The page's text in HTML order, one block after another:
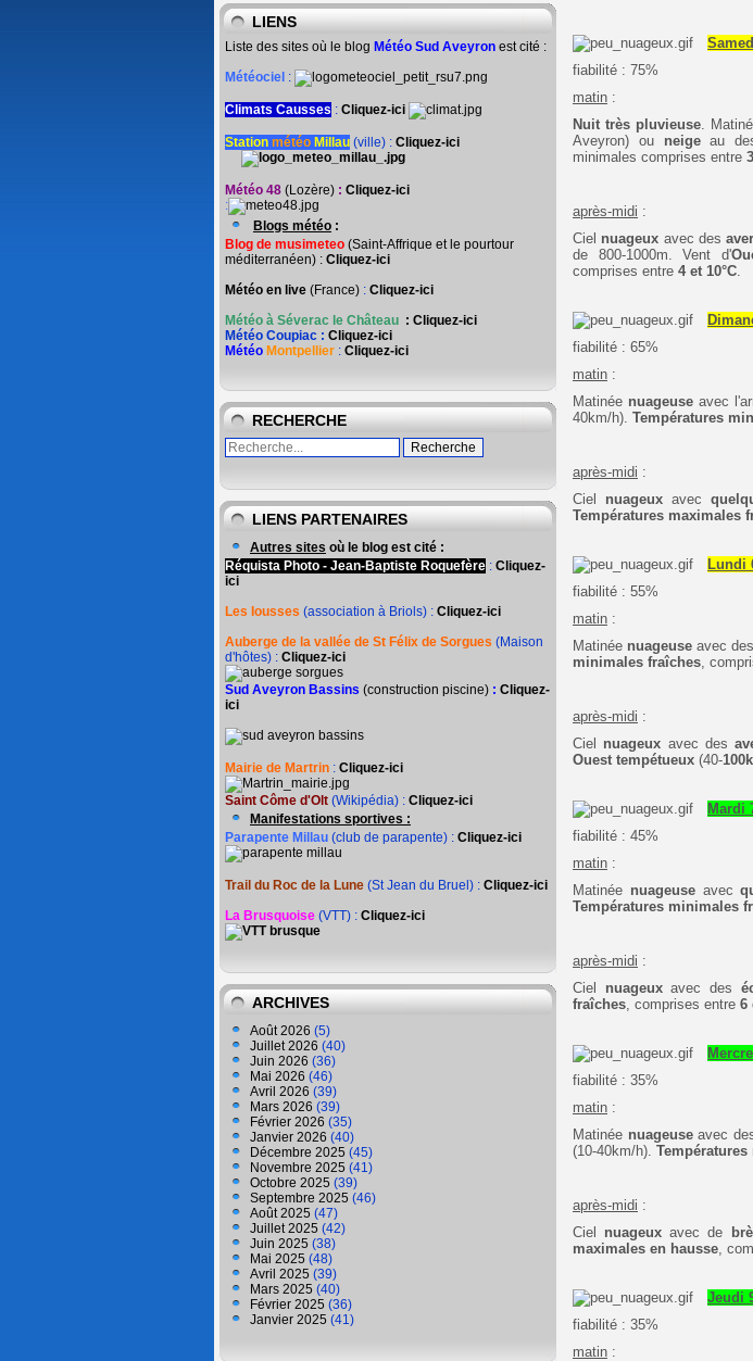
LIENS
Liste des sites où le blog Météo Sud Aveyron est cité :
Météociel :
Climats Causses : Cliquez-ici
Station météo Millau (ville) : Cliquez-ici
Météo 48 (Lozère) : Cliquez-ici
:
Blogs météo :
Blog de musimeteo (Saint-Affrique et le pourtour
méditerranéen) : Cliquez-ici
Météo en live (France) : Cliquez-ici
Météo à Séverac le Château : Cliquez-ici
Météo Coupiac : Cliquez-ici
Météo Montpellier : Cliquez-ici
RECHERCHE
LIENS PARTENAIRES
Autres sites où le blog est cité :
Réquista Photo - Jean-Baptiste Roquefère : Cliquez-
ici
Les Iousses (association à Briols) : Cliquez-ici
Auberge de la vallée de St Félix de Sorgues (Maison
d'hôtes) : Cliquez-ici
Sud Aveyron Bassins (construction piscine) : Cliquez-
ici
Mairie de Martrin : Cliquez-ici
Saint Côme d'Olt (Wikipédia) : Cliquez-ici
Manifestations sportives :
Parapente Millau (club de parapente) : Cliquez-ici
Trail du Roc de la Lune (St Jean du Bruel) : Cliquez-ici
La Brusquoise (VTT) : Cliquez-ici
ARCHIVES
Août 2026 (5)
Juillet 2026 (40)
Juin 2026 (36)
Mai 2026 (46)
Avril 2026 (39)
Mars 2026 (39)
Février 2026 (35)
Janvier 2026 (40)
Décembre 2025 (45)
Novembre 2025 (41)
Octobre 2025 (39)
Septembre 2025 (46)
Août 2025 (47)
Juillet 2025 (42)
Juin 2025 (38)
Mai 2025 (48)
Avril 2025 (39)
Mars 2025 (40)
Février 2025 (36)
Janvier 2025 (41)
fiabilité : 75%
matin :
Nuit très pluvieuse .
Aveyron) ou neigeau
minimales comprises entre
après-midi :
Ciel nuageux avec des
de 800-1000m. Vent d'
comprises entre 4 et 10°C
fiabilité : 65%
matin :
Matinée nuageuseavec
40km/h). Températures
après-midi :
Ciel nuageux avec
Températures maximales
Lundi
fiabilité : 55%
matin :
Matinée nuageuseavec des
minimales fraîches
après-midi :
Ciel nuageux avec des
Ouest tempétueux (40-
Mardi
fiabilité : 45%
matin :
Matinée nuageuse avec
Températures minimales
après-midi :
Ciel nuageuxavec des
fraîches comprises entre 6
fiabilité : 35%
matin :
Matinée nuageuseavec
(10-40km/h).
après-midi :
Ciel nuageuxavec de
maximales en hausse ,
Jeudi
fiabilité : 35%
matin :